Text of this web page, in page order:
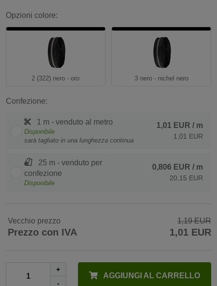
Opzioni colore:
2 (322) nero - oro 3 nero - nichel nero
Confezione:
1 m - venduto al metro
Disponibile
sarà tagliato in una lunghezza continua
1,01 EUR / m
1,01 EUR
25 m - venduto per
confezione
Disponibile
0,806 EUR / m
20,15 EUR
Vecchio prezzo 1,19 EUR
Prezzo con IVA 1,01 EUR
+
-
AGGIUNGI AL CARRELLO